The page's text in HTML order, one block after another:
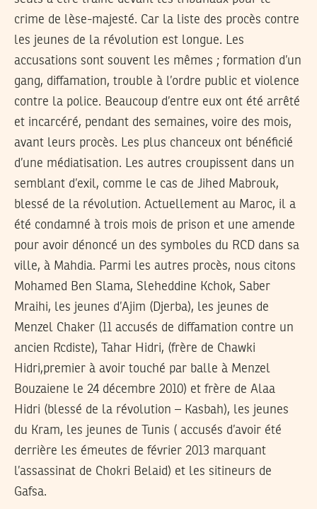
crime de lèse-majesté. Car la liste des procès contre
les jeunes de la révolution est longue. Les
accusations sont souvent les mêmes ; formation d’un
gang, diffamation, trouble à l’ordre public et violence
contre la police. Beaucoup d’entre eux ont été arrêté
et incarcéré, pendant des semaines, voire des mois,
avant leurs procès. Les plus chanceux ont bénéficié
d’une médiatisation. Les autres croupissent dans un
semblant d’exil, comme le cas de Jihed Mabrouk,
blessé de la révolution. Actuellement au Maroc, il a
été condamné à trois mois de prison et une amende
pour avoir dénoncé un des symboles du RCD dans sa
ville, à Mahdia. Parmi les autres procès, nous citons
Mohamed Ben Slama, Sleheddine Kchok, Saber
Mraihi, les jeunes d’Ajim (Djerba), les jeunes de
Menzel Chaker (11 accusés de diffamation contre un
ancien Rcdiste), Tahar Hidri, (frère de Chawki
Hidri,premier à avoir touché par balle à Menzel
Bouzaiene le 24 décembre 2010) et frère de Alaa
Hidri (blessé de la révolution – Kasbah), les jeunes
du Kram, les jeunes de Tunis ( accusés d’avoir été
derrière les émeutes de février 2013 marquant
l’assassinat de Chokri Belaid) et les sitineurs de
Gafsa.